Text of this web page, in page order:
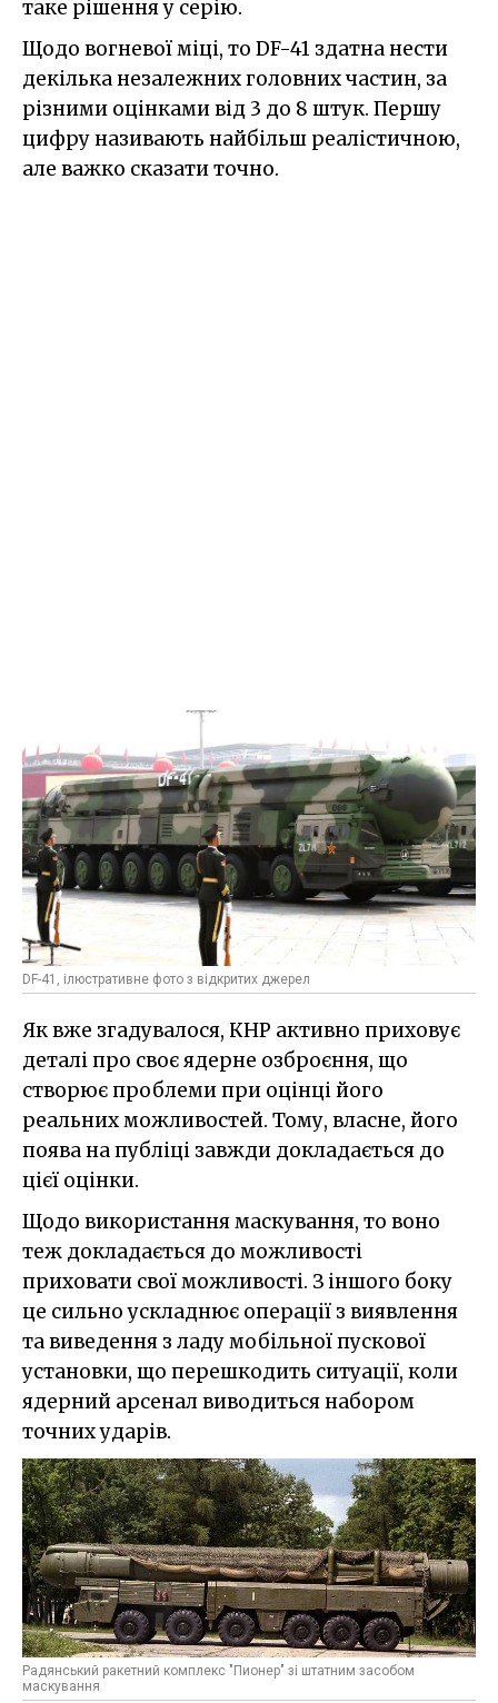
таке рішення у серію.
Щодо вогневої міці, то DF-41 здатна нести
декілька незалежних головних частин, за
різними оцінками від 3 до 8 штук. Першу
цифру називають найбільш реалістичною,
але важко сказати точно.
DF-41, ілюстративне фото з відкритих джерел
Як вже згадувалося, КНР активно приховує
деталі про своє ядерне озброєння, що
створює проблеми при оцінці його
реальних можливостей. Тому, власне, його
поява на публіці завжди докладається до
цієї оцінки.
Щодо використання маскування, то воно
теж докладається до можливості
приховати свої можливості. З іншого боку
це сильно ускладнює операції з виявлення
та виведення з ладу мобільної пускової
установки, що перешкодить ситуації, коли
ядерний арсенал виводиться набором
точних ударів.
Радянський ракетний комплекс "Пионер" зі штатним засобом
маскування